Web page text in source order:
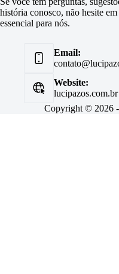
história conosco, não hesite
essencial para nós.
Email:
Website:
lucipazos.com.br
Copyright © 2026